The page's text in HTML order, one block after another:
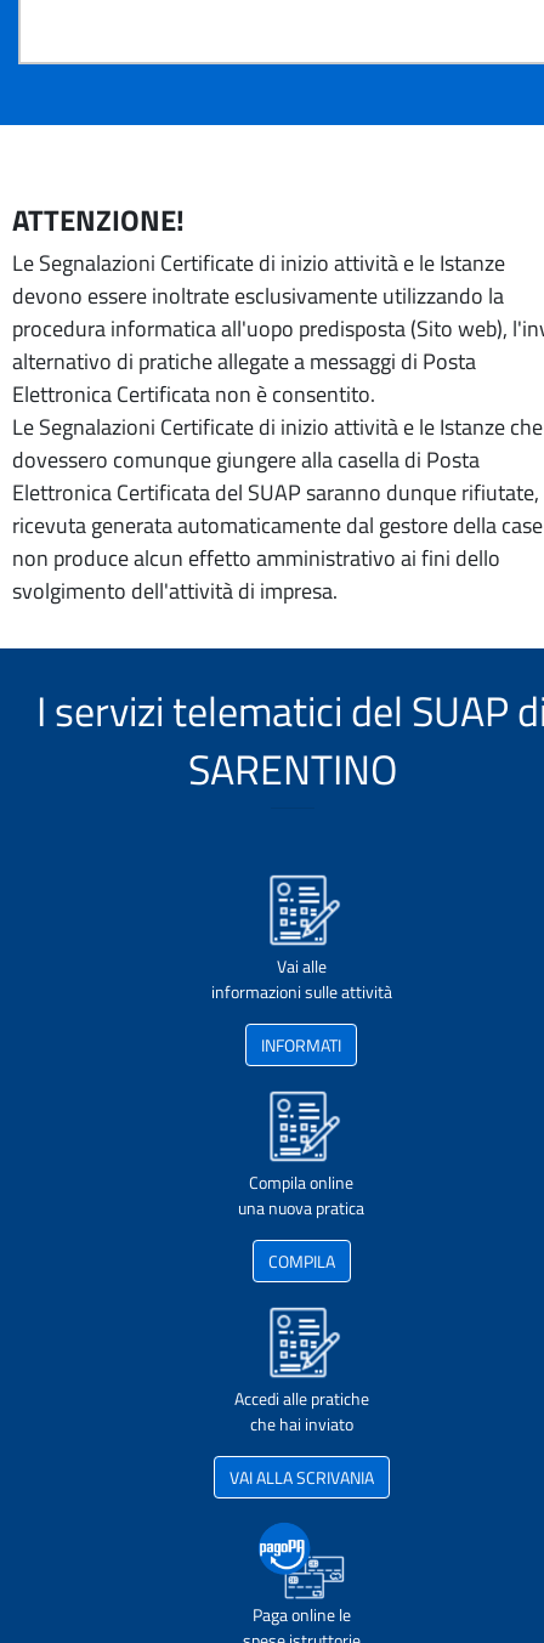
ATTENZIONE!
Le Segnalazioni Certificate di inizio attività e le Istanze
devono essere inoltrate esclusivamente utilizzando la
procedura informatica all'uopo predisposta (Sito web),
alternativo di pratiche allegate a messaggi di Posta
Elettronica Certificata non è consentito.
Le Segnalazioni Certificate di inizio attività e le Istanze che
dovessero comunque giungere alla casella di Posta
Elettronica Certificata del SUAP saranno dunque rifiutate,
ricevuta generata automaticamente dal gestore della
non produce alcun effetto amministrativo ai fini dello
svolgimento dell'attività di impresa.
I servizi telematici del SUAP
SARENTINO
Vai alle
informazioni sulle attività
INFORMATI
Compila online
una nuova pratica
COMPILA
Accedi alle pratiche
che hai inviato
VAI ALLA SCRIVANIA
Paga online le